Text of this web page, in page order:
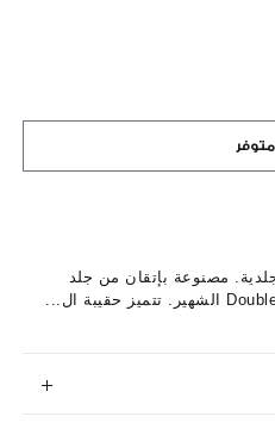
مصنوعة بإتقان من جلد